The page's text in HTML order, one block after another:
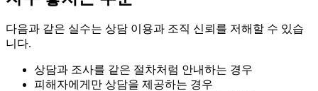
다음과 같은 실수는 상담 이용과 조직 신뢰를 저해할 수 있습
니다.
상담과 조사를 같은 절차처럼 안내하는 경우
피해자에게만 상담을 제공하는 경우